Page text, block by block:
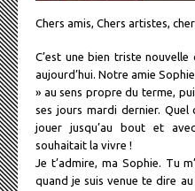
Chers amis, Chers artistes,
C’est une bien triste
aujourd’hui. Notre amie
» au sens propre du terme,
ses jours mardi dernier. Quel
jouer jusqu’au bout et
souhaitait la vivre !
Je t’admire, ma Sophie. Tu
quand je suis venue te dire